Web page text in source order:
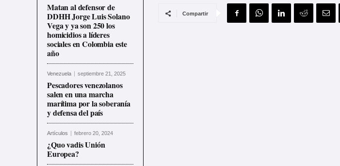
Matan al defensor de
DDHH Jorge Luis Solano
Vega y ya son 250 los
homicidios a líderes
sociales en Colombia este
año
Venezuela septiembre 21, 2025
Pescadores venezolanos
salen en una marcha
marítima por la soberanía
y defensa del país
Artículos febrero 20, 2024
¿Quo vadis Unión
Europea?
Compartir